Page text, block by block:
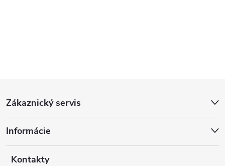
p
Zákaznický servis
Informácie
Kontakty